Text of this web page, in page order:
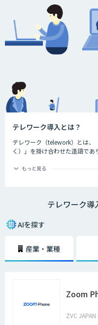
テレワーク導入とは？
テレワーク（telework）とは、
く）」を掛け合わせた造語で
ワークには大きく分けて3つの
自宅にいながら、パソコンと
・モバイルワーク
をする働き方のことを指します。
されるケースも増えてきてい
にサテライトオフィスを構え
テライトオフィスを構えたりす
もっと見る
テレワーク導
AIを探す
産業・業種
Zoom
ZVC